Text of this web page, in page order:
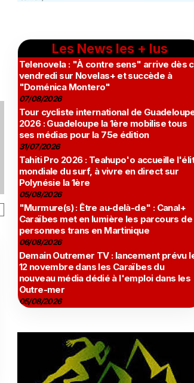
Les News les + lus
Telenovela : "À contre sens" arrive dès
vendredi sur Novelas+ et succède à
"Doménica Montero"
07/08/2026
Tour cycliste international de
2026 : Guadeloupe la 1ère mobilise tous
ses médias pour la 75e édition
31/07/2026
Tahiti Pro 2026 : Teahupo'o accueille
mondiale du surf, à vivre en direct sur
Polynésie la 1ère
05/08/2026
"Murmure(s) : Être au-delà-de" : Canal+
Caraïbes met en lumière les parcours de
personnes trans en Martinique
06/08/2026
Demain Outremer TV : lancement prévu
12 novembre dans les Caraïbes du
nouveau média dédié à l'emploi dans les
Outre-mer
05/08/2026